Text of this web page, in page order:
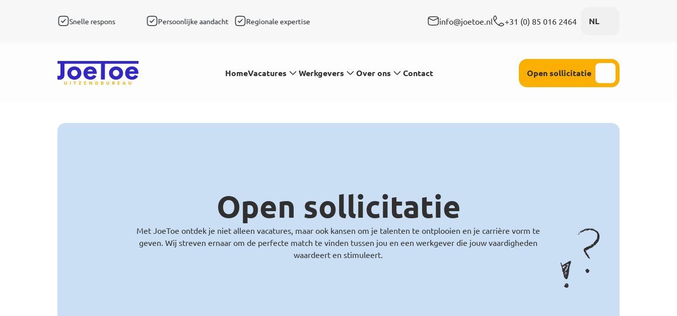
Snelle respons Persoonlijke aandacht Regionale expertise Persoonlijke aandacht
info@joetoe.nl +31 (0) 85 016 2464 NL
HomeVacatures Werkgevers Over ons Contact Open sollicitatie
Open sollicitatie
Met JoeToe ontdek je niet alleen vacatures, maar ook kansen om je talenten te ontplooien en je carrière vorm te
geven. Wij streven ernaar om de perfecte match te vinden tussen jou en een werkgever die jouw vaardigheden
waardeert en stimuleert.